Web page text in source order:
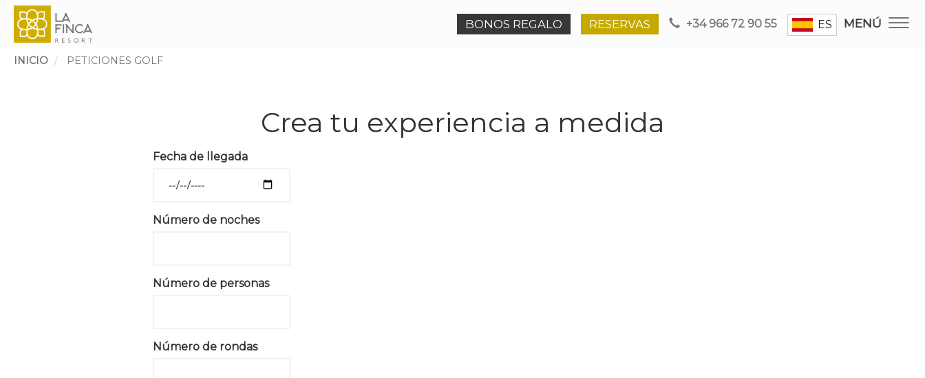
BONOS REGALO RESERVAS +34 966 72 90 55 ES MENÚ
navegación
INICIO PETICIONES GOLF
Crea tu experiencia a medida
Fecha de llegada
Número de noches
Número de personas
Número de rondas